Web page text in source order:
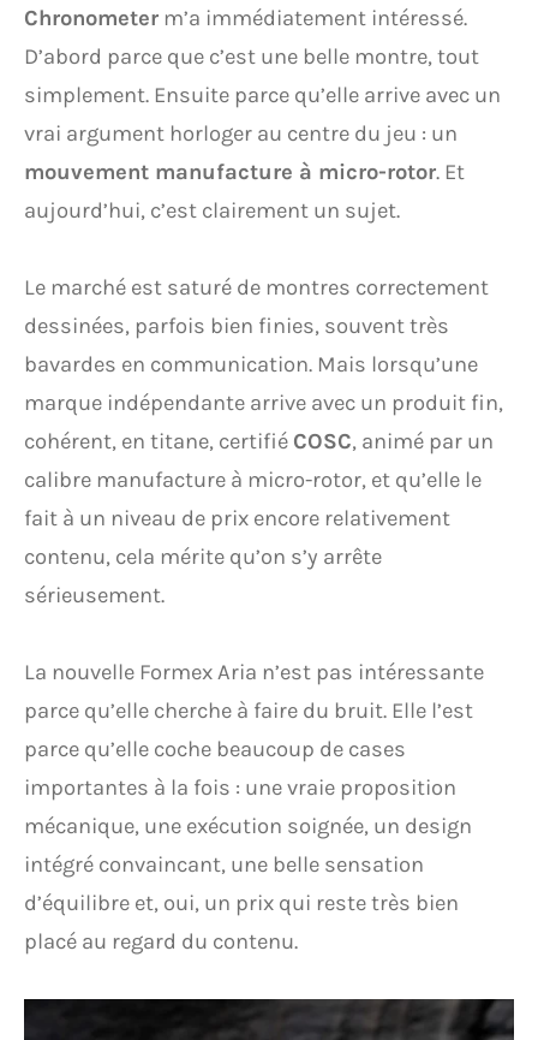
Chronometer m’a immédiatement intéressé.
D’abord parce que c’est une belle montre, tout
simplement. Ensuite parce qu’elle arrive avec un
vrai argument horloger au centre du jeu : un
mouvement manufacture à micro-rotor. Et
aujourd’hui, c’est clairement un sujet.
Le marché est saturé de montres correctement
dessinées, parfois bien finies, souvent très
bavardes en communication. Mais lorsqu’une
marque indépendante arrive avec un produit fin,
cohérent, en titane, certifié COSC, animé par un
calibre manufacture à micro-rotor, et qu’elle le
fait à un niveau de prix encore relativement
contenu, cela mérite qu’on s’y arrête
sérieusement.
La nouvelle Formex Aria n’est pas intéressante
parce qu’elle cherche à faire du bruit. Elle l’est
parce qu’elle coche beaucoup de cases
importantes à la fois : une vraie proposition
mécanique, une exécution soignée, un design
intégré convaincant, une belle sensation
d’équilibre et, oui, un prix qui reste très bien
placé au regard du contenu.